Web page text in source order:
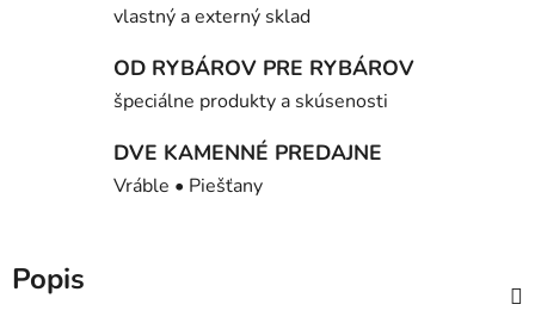
vlastný a externý sklad
OD RYBÁROV PRE RYBÁROV
špeciálne produkty a skúsenosti
DVE KAMENNÉ PREDAJNE
Vráble • Piešťany
Popis